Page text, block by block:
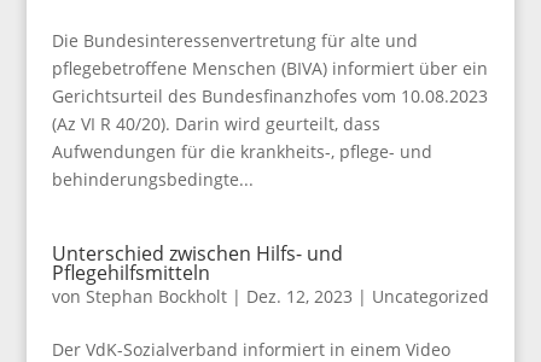
Die Bundesinteressenvertretung für alte und
pflegebetroffene Menschen (BIVA) informiert über ein
Gerichtsurteil des Bundesfinanzhofes vom 10.08.2023
(Az VI R 40/20). Darin wird geurteilt, dass
Aufwendungen für die krankheits-, pflege- und
behinderungsbedingte...
Unterschied zwischen Hilfs- und
Pflegehilfsmitteln
von Stephan Bockholt| Dez. 12, 2023 | Uncategorized
Der VdK-Sozialverband informiert in einem Video